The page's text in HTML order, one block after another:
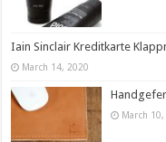
Iain Sinclair Kreditkarte
March 14, 2020
March